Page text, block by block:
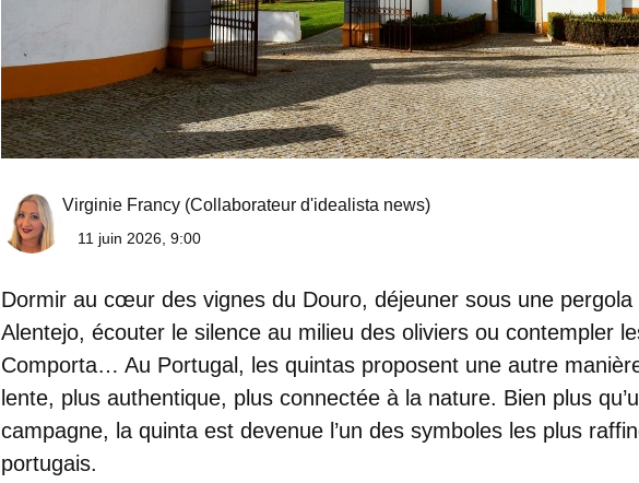
Virginie Francy (Collaborateur d'idealista news)
11 juin 2026, 9:00
Dormir au cœur des vignes du Douro, déjeuner sous une pergola
Alentejo, écouter le silence au milieu des oliviers ou contempler
Comporta… Au Portugal, les quintas proposent une autre
lente, plus authentique, plus connectée à la nature. Bien plus
campagne, la quinta est devenue l’un des symboles les plus
portugais.